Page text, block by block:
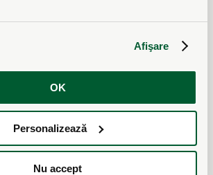
Afişare
OK
Personalizează
Nu accept
F1145